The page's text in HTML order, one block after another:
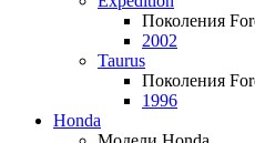
Поколения
2002
Taurus
Поколения
1996
Honda